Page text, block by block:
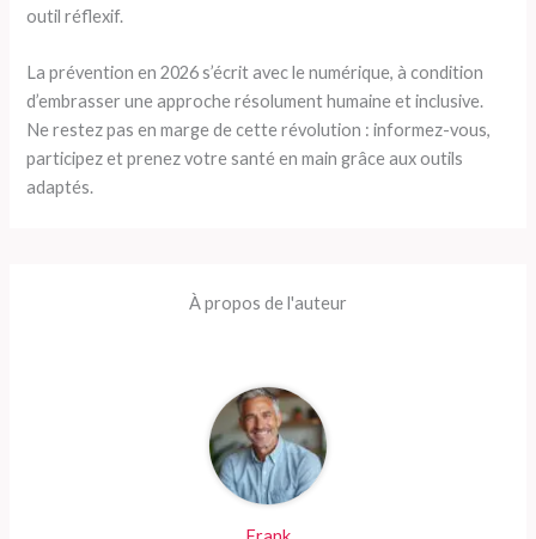
outil réflexif.
La prévention en 2026 s’écrit avec le numérique, à condition
d’embrasser une approche résolument humaine et inclusive.
Ne restez pas en marge de cette révolution : informez-vous,
participez et prenez votre santé en main grâce aux outils
adaptés.
À propos de l'auteur